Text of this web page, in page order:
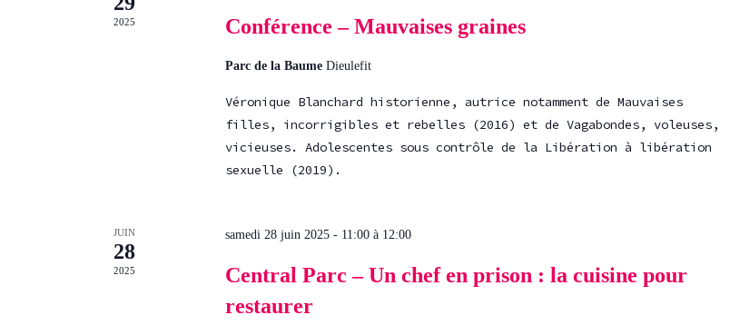
2025 Conférence – Mauvaises graines
Parc de la Baume Dieulefit
Véronique Blanchard historienne, autrice notamment de Mauvaises
filles, incorrigibles et rebelles (2016) et de Vagabondes, voleuses,
vicieuses. Adolescentes sous contrôle de la Libération à libération
sexuelle (2019).
JUIN
28
2025
samedi 28 juin 2025 - 11:00à 12:00
Central Parc – Un chef en prison : la cuisine pour
restaurer